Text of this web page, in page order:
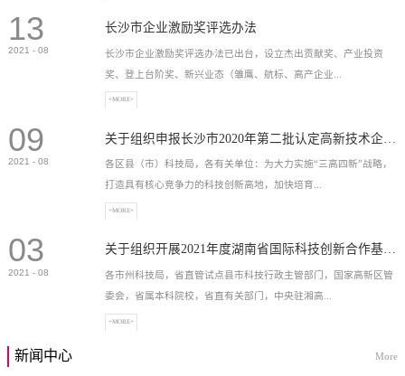
13
2021 - 08
长沙市企业激励奖评选办法
长沙市企业激励奖评选办法已出台，设立杰出贡献奖、产业投资
奖、登上台阶奖、新兴业态（雏鹰、航标、高产企业...
）奖等，最高奖励2...
+MORE+
09
2021 - 08
各区县（市）科技局，各有关单位：为大力实施“三高四新”战略，
打造具有核心竞争力的科技创新高地，加快培育...
高新技术企业，充分...
+MORE+
03
2021 - 08
关于组织开展2021年度湖南省国际科技创新合作基地申报工作的通知
各市州科技局，省直管试点县市科技行政主管部门，国家高新区管
委会，省属本科院校，省直有关部门，中央驻湘高...
+MORE+
新闻中心 More